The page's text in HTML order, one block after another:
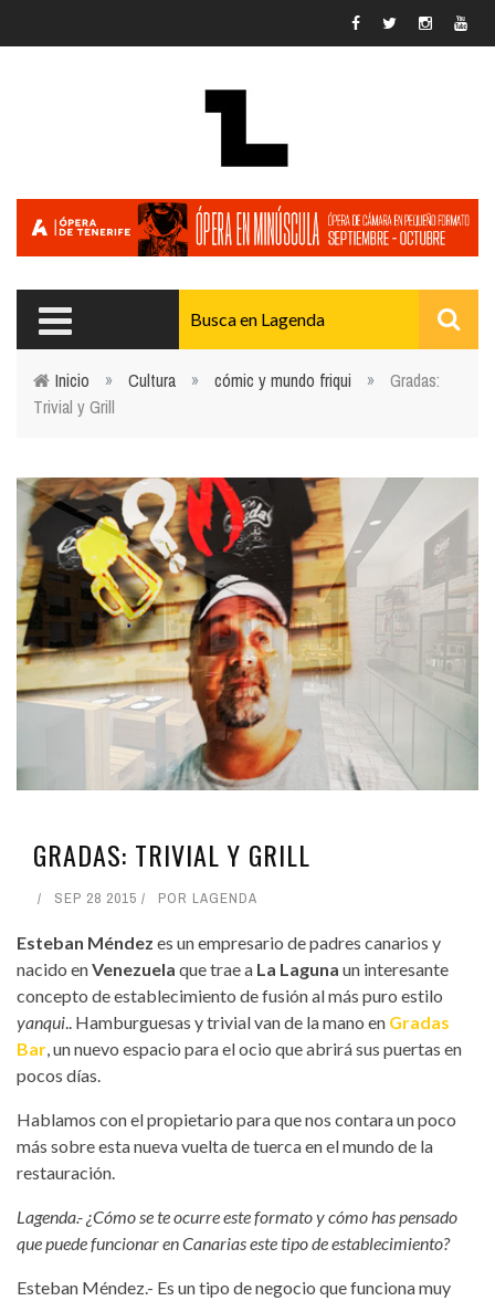
Usted está aquí
Inicio » Cultura » cómic y mundo friqui »
Gradas:
Trivial y Grill
GRADAS: TRIVIAL Y GRILL
SEP 28 2015 POR LAGENDA
Esteban Méndez es un empresario de padres canarios y
nacido enVenezuela que trae a La Laguna un interesante
concepto de establecimiento de fusión al más puro estilo
yanqui.. Hamburguesas y trivial van de la mano en Gradas
Bar, un nuevo espacio para el ocio que abrirá sus puertas en
pocos días.
Hablamos con el propietario para que nos contara un poco
más sobre esta nueva vuelta de tuerca en el mundo de la
restauración.
Lagenda.- ¿Cómo se te ocurre este formato y cómo has pensado
que puede funcionar en Canarias este tipo de establecimiento?
Esteban Méndez.- Es un tipo de negocio que funciona muy